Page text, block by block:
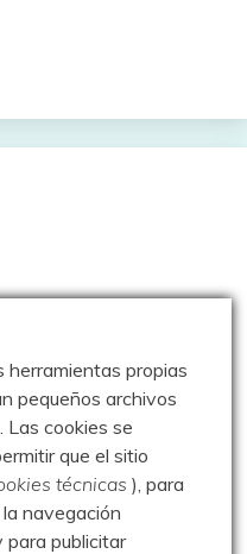
herramientas propias
pequeños archivos
Las cookies se
que el sitio
técnicas ), para
navegación
para publicitar